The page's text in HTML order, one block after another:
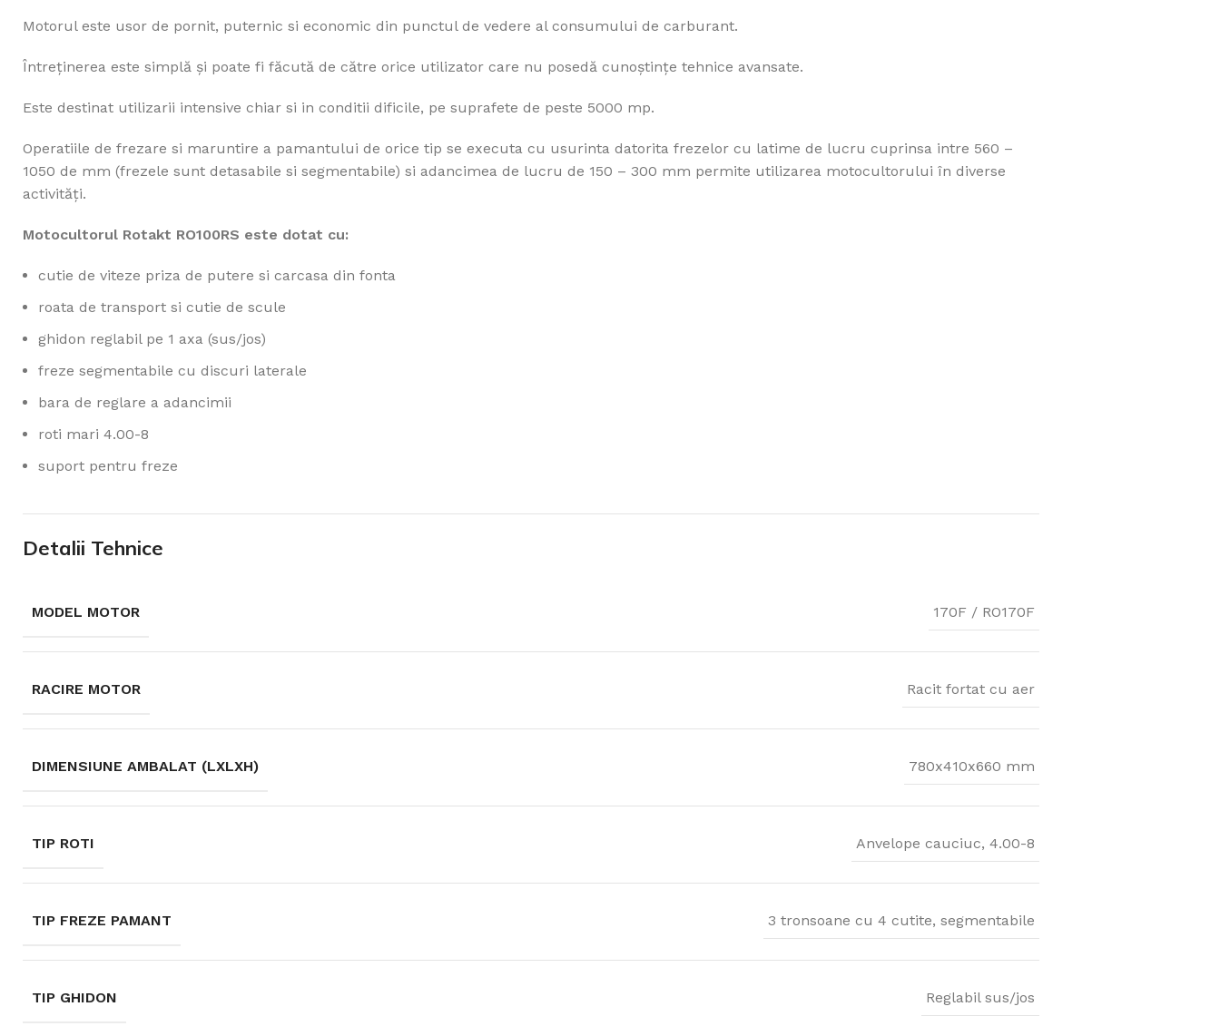
Motorul este usor de pornit, puternic si economic din punctul de vedere al consumului de carburant.
Întreţinerea este simplă şi poate fi făcută de către orice utilizator care nu posedă cunoştinţe tehnice avansate.
Este destinat utilizarii intensive chiar si in conditii dificile, pe suprafete de peste 5000 mp.
Operatiile de frezare si maruntire a pamantului de orice tip se executa cu usurinta datorita frezelor cu latime de lucru cuprinsa intre 560 –
1050 de mm (frezele sunt detasabile si segmentabile) si adancimea de lucru de 150 – 300 mm permite utilizarea motocultorului în diverse
activități.
Motocultorul Rotakt RO100RS este dotat cu:
cutie de viteze priza de putere si carcasa din fonta
roata de transport si cutie de scule
ghidon reglabil pe 1 axa (sus/jos)
freze segmentabile cu discuri laterale
bara de reglare a adancimii
roti mari 4.00-8
suport pentru freze
Detalii Tehnice
MODEL MOTOR 170F / RO170F
RACIRE MOTOR Racit fortat cu aer
DIMENSIUNE AMBALAT (LXLXH) 780x410x660 mm
TIP ROTI Anvelope cauciuc, 4.00-8
TIP FREZE PAMANT 3 tronsoane cu 4 cutite, segmentabile
TIP GHIDON Reglabil sus/jos